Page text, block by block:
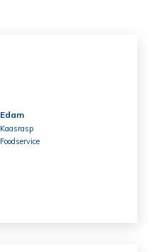
Edam
Kaasrasp
Foodservice